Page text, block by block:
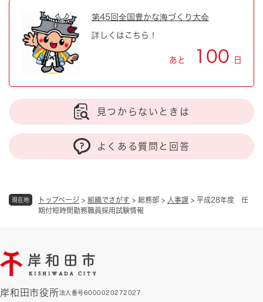
現在地 トップページ > 組織でさがす > 総務部 > 人事課 > 平成28年度 任
期付短時間勤務職員採用試験情報
第45回全国豊かな海づくり大会
詳しくはこちら！
あと 100 日
見つからないときは
よくある質問と回答
岸和田市役所法人番号6000020272027